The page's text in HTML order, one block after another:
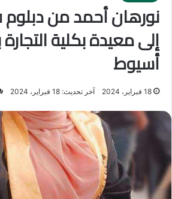
نورهان أحمد من
إلى معيدة بكلية
أسيوط
18 فبراير، 2024 آخر تحديث: 18 فبراير، 2024